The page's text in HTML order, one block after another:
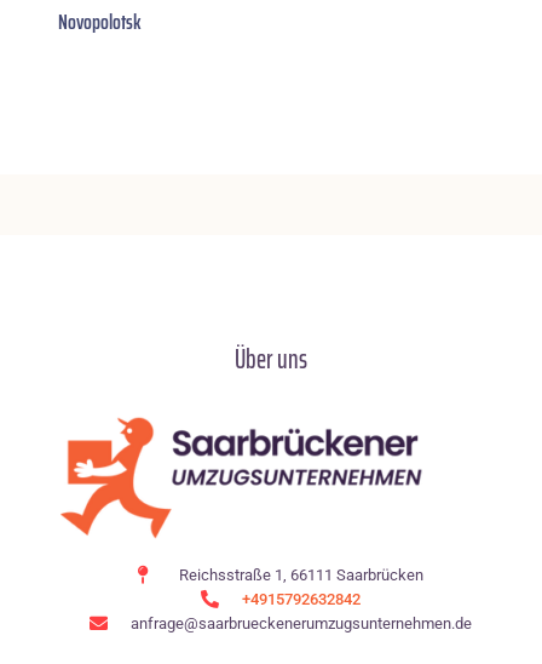
Novopolotsk
Über uns
Reichsstraße 1, 66111 Saarbrücken
+4915792632842
anfrage@saarbrueckenerumzugsunternehmen.de